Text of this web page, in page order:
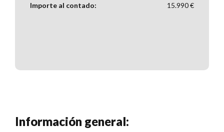
Importe al contado:
15.990 €
Información general: